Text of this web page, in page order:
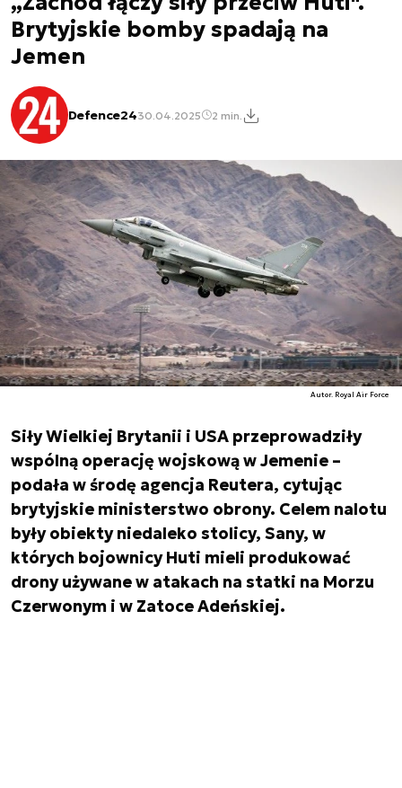
Brytyjskie bomby spadają na
Jemen
Defence2430.04.2025 2 min.
Autor. Royal Air Force
Siły Wielkiej Brytanii i USA przeprowadziły
wspólną operację wojskową w Jemenie –
podała w środę agencja Reutera, cytując
brytyjskie ministerstwo obrony. Celem nalotu
były obiekty niedaleko stolicy, Sany, w
których bojownicy Huti mieli produkować
drony używane w atakach na statki na Morzu
Czerwonym i w Zatoce Adeńskiej.